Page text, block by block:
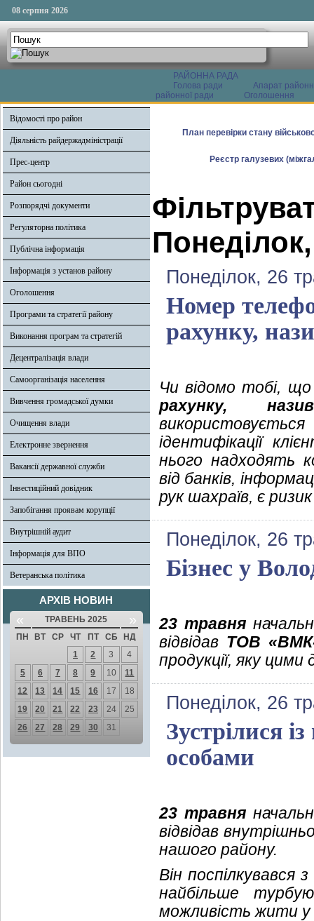
08 серпня 2026
РАЙОННА РАДА
Голова ради
Апарат
районної ради
Оголошення
Відомості про район
Діяльність райдержадміністрації
Прес-центр
Район сьогодні
Розпорядчі документи
Регуляторна політика
Публічна інформація
Інформація з установ району
Оголошення
Програми та стратегії району
Виконання програм та стратегій
Децентралізація влади
Самоорганізація населення
Вивчення громадської думки
Очищення влади
Електронне звернення
Вакансії державної служби
Інвестиційний довідник
Запобігання проявам корупції
Внутрішній аудит
Інформація для ВПО
Ветеранська політика
АРХІВ НОВИН
« ТРАВЕНЬ 2025 »
ПН ВТ СР ЧТ ПТ СБ
НД
1
2 3
4
5
6 7 8 9 10
11
12
13 14 15 16 17
18
19
20 21 22 23 24
25
26
27 28 29 30 31
План перевірки стану
Реєстр галузевих
Понеділок, 26
Номер
рахунку,
Чи відомо тобі,
рахунку,
ідентифікації
нього надходять
від банків,
рук шахраїв, є
Понеділок, 26
Бізнес у
23 травня
відвідав ТОВ «ВМК-
продукції, яку
Понеділок, 26
Зустрілися
особами
23 травня
відвідав
нашого району.
Він
найбільше
можливість жити у